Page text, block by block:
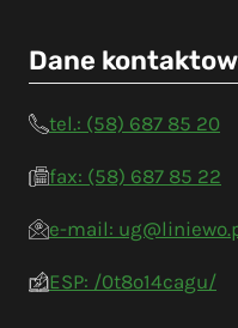
Dane
tel.: (58) 687 85 20
fax: (58) 687 85 22
e-mail:
ESP: /0t8o14cagu/